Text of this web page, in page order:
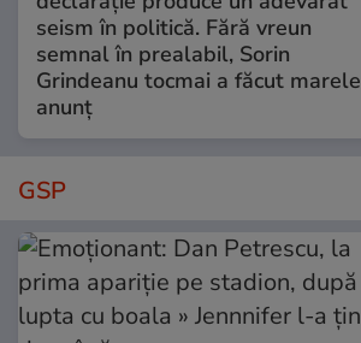
seism în politică. Fără vreun
semnal în prealabil, Sorin
Grindeanu tocmai a făcut marele
anunț
GSP